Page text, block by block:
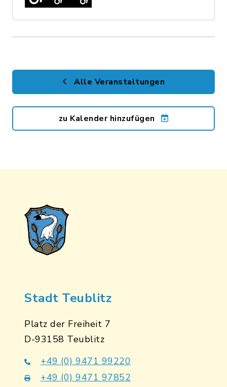
Alle Veranstaltungen
zu Kalender hinzufügen
Stadt Teublitz
Platz der Freiheit 7
D-93158 Teublitz
+49 (0) 9471 99220
+49 (0) 9471 97852